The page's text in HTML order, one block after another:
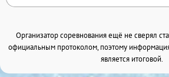
Организатор соревнования ещё не сверял
официальным протоколом, поэтому
является итоговой.